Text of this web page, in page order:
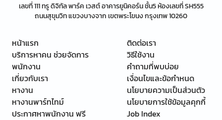
เลขที่ 111 ทรู ดิจิทัล พาร์ค เวสต์ อาคารยูนิคอร์น ชั้น5 ห้องเลขที่ SH555
ถนนสุขุมวิท แขวงบางจาก เขตพระโขนง กรุงเทพ 10260
หน้าแรก
บริการหาคน ช่วยจัดการ
พนักงาน
เกี่ยวกับเรา
หางาน
หางานพาร์ทไทม์
ประกาศหาพนักงาน ฟรี
ติดต่อเรา
วิธีใช้งาน
คำถามที่พบบ่อย
เงื่อนไขและข้อกำหนด
นโยบายความเป็นส่วนตัว
นโยบายการใช้ข้อมูลคุกกี้
Job Index